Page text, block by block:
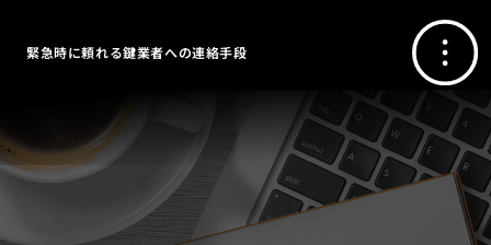
緊急時に頼れる鍵業者への連絡手段